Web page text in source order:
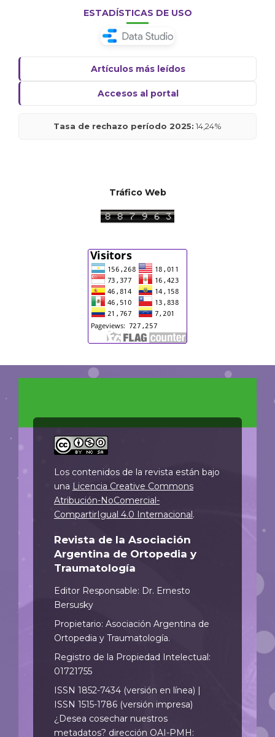
ESTADÍSTICAS DE USO
Artículos más leídos
Accesos al portal
Tasa de rechazo período 2025: 14,24%
Tráfico Web
Los contenidos de la revista están bajo
una Licencia Creative Commons
Atribución-NoComercial-
CompartirIgual 4.0 Internacional.
Revista de la Asociación
Argentina de Ortopedia y
Traumatología
Editor Responsable: Dr. Ernesto
Bersusky
Propietario: Asociación Argentina de
Ortopedia y Traumatología.
Registro de la Propiedad Intelectual:
01721755
ISSN 1852-7434 (versión en línea) |
ISSN 1515-1786 (versión impresa)
¿Desea cosechar nuestros
metadatos? dirección OAI-PMH: